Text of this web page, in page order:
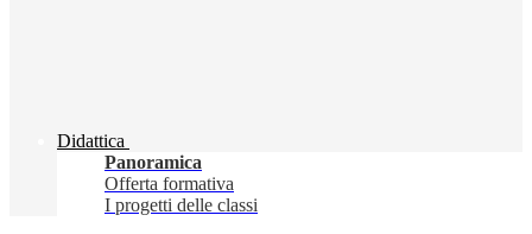
Didattica
Panoramica
Offerta formativa
I progetti delle classi